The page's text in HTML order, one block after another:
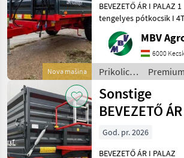
Nova mašina
pótkocsik I
BEVEZETŐ ÁR I PALAZ 1
tengelyes pótkocsik I
Ha PALAZ akkor kizárólag
az MBV AGRO!
közvetlenül az
a régió legnagyobb
kereskedőitő
MBV
6000
Prikolice i
transportna
vozila /
Sonstige
Sonstige
BEVEZETŐ
PALAZ
God. pr. 2026
BEVEZETŐ ÁR I PALAZ